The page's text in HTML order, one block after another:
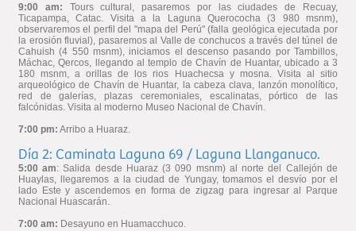
9:00 am: Tours cultural, pasaremos por las ciudades de Recuay,
Ticapampa, Catac. Visita a la Laguna Querococha (3 980 msnm),
observaremos el perfil del "mapa del Perú" (falla geológica ejecutada por
la erosión fluvial), pasaremos al Valle de conchucos a través del túnel de
Cahuish (4 550 msnm), iniciamos el descenso pasando por Tambillos,
Máchac, Qercos, llegando al templo de Chavín de Huantar, ubicado a 3
180 msnm, a orillas de los rios Huachecsa y mosna. Visita al sitio
arqueológico de Chavín de Huantar, la cabeza clava, lanzón monolítico,
red de galerías, plazas ceremoniales, escalinatas, pórtico de las
falcónidas. Visita al moderno Museo Nacional de Chavín.
7:00 pm: Arribo a Huaraz.
Día 2: Caminata Laguna 69 / Laguna Llanganuco.
5:00 am: Salida desde Huaraz (3 090 msnm) al norte del Callejón de
Huaylas, llegaremos a la ciudad de Yungay, tomamos el desvío por el
lado Este y ascendemos en forma de zigzag para ingresar al Parque
Nacional Huascarán.
7:00 am: Desayuno en Huamacchuco.